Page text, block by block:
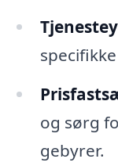
og sørg
gebyrer.